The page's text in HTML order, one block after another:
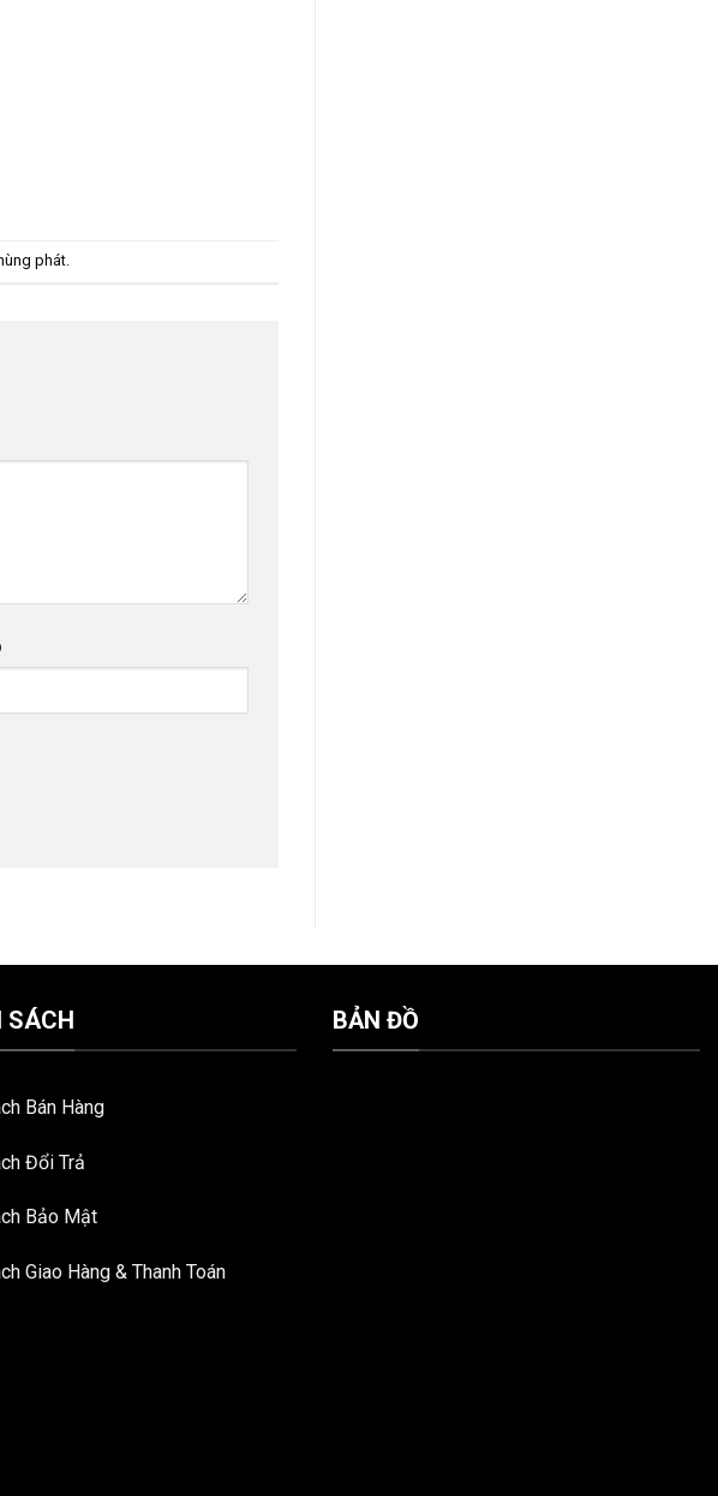
phát.
SÁCH
Bán Hàng
Đổi Trả
Bảo Mật
Giao Hàng & Thanh Toán
BẢN ĐỒ